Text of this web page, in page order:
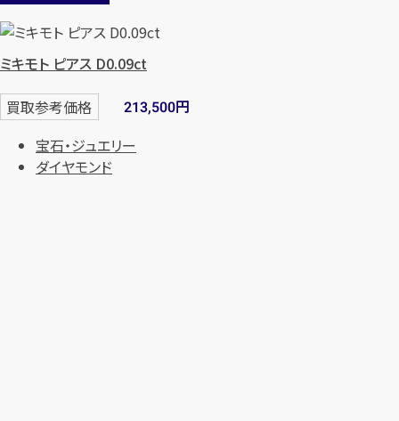
ミキモト ピアス D0.09ct
買取参考価格 213,500円
宝石・ジュエリー
ダイヤモンド